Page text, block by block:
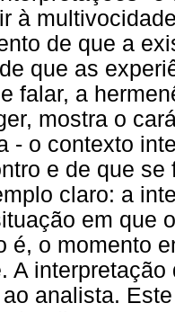
à
de que a
que as
falar, a
mostra o
- o contexto
e de que
claro: a
em que
é, o momento
A
analista.